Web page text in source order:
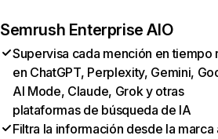
Semrush Enterprise AIO
Supervisa cada mención en tiempo
en ChatGPT, Perplexity, Gemini,
AI Mode, Claude, Grok y otras
plataformas de búsqueda de IA
Filtra la información desde la marca